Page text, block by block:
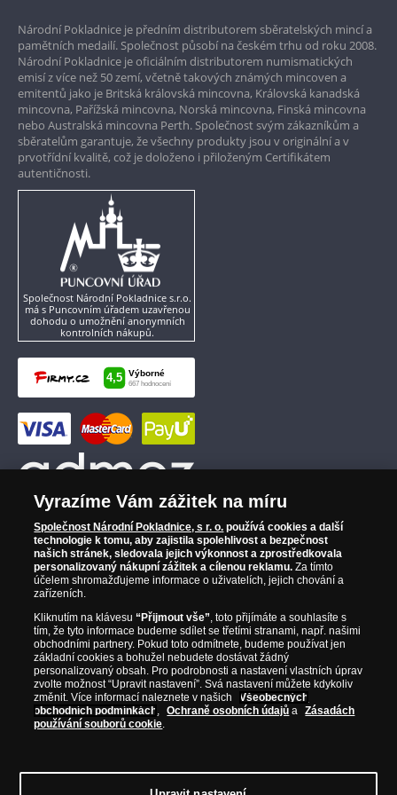
Garance nejvyšší kvality
Pouze originální produkty
Národní Pokladnice je předním distributorem sběratelských mincí a
pamětních medailí. Společnost působí na českém trhu od roku 2008.
Národní Pokladnice je oficiálním distributorem numismatických
emisí z více než 50 zemí, včetně takových známých mincoven a
emitentů jako je Britská královská mincovna, Královská kanadská
mincovna, Pařížská mincovna, Norská mincovna, Finská mincovna
nebo Australská mincovna Perth. Společnost svým zákazníkům a
sběratelům garantuje, že všechny produkty jsou v originální a v
prvotřídní kvalitě, což je doloženo i přiloženým Certifikátem
autentičnosti.
Společnost Národní Pokladnice s.r.o.
má s Puncovním úřadem uzavřenou
dohodu o umožnění anonymních
kontrolních nákupů.
Tel.: 810 100 500E-mail: info@narodnipokladnice.cz, www.narodnipokladnice.cz;
Vyrazíme Vám zážitek na míru
Společnost Národní Pokladnice, s r. o. používá cookies a další
technologie k tomu, aby zajistila spolehlivost a bezpečnost
našich stránek, sledovala jejich výkonnost a zprostředkovala
personalizovaný nákupní zážitek a cílenou reklamu. Za tímto
účelem shromažďujeme informace o uživatelích, jejich chování a
zařízeních.
Kliknutím na klávesu“Přijmout vše”, toto přijímáte a souhlasíte s
tím, že tyto informace budeme sdílet se třetími stranami, např. našimi
obchodními partnery. Pokud toto odmítnete, budeme používat jen
základní cookies a bohužel nebudete dostávat žádný
personalizovaný obsah. Pro podrobnosti a nastavení vlastních úprav
zvolte možnost “Upravit nastavení”. Svá nastavení můžete kdykoliv
změnit. Více informací naleznete v našich
Všeobecných
obchodních podmínkách , Ochraně osobních údajů a
Zásadách
používání souborů cookie.